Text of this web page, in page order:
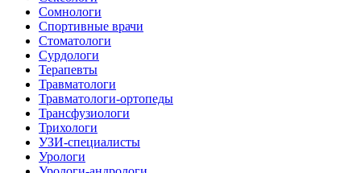
Сомнологи
Спортивные врачи
Стоматологи
Сурдологи
Терапевты
Травматологи
Травматологи-ортопеды
Трансфузиологи
Трихологи
УЗИ-специалисты
Урологи